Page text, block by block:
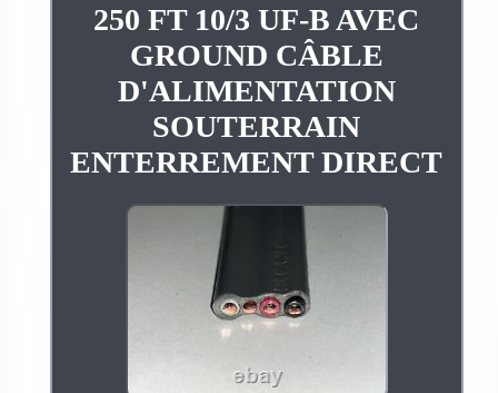
250 FT 10/3 UF-B AVEC
GROUND CÂBLE
D'ALIMENTATION
SOUTERRAIN
ENTERREMENT DIRECT